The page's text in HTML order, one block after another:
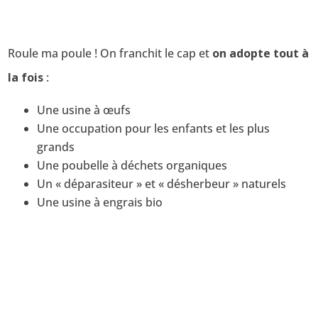
Roule ma poule ! On franchit le cap et on adopte tout à
la fois :
Une usine à œufs
Une occupation pour les enfants et les plus
grands
Une poubelle à déchets organiques
Un « déparasiteur » et « désherbeur » naturels
Une usine à engrais bio